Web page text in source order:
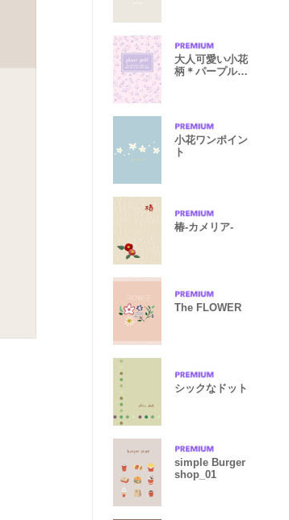
大人可愛い小花
柄＊パープル＆
小花ワンポイン
ト
椿-カメリア-
The FLOWER
シックなドット
simple Burger
shop_01